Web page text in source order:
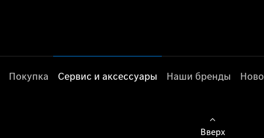
Покупка Сервис и аксессуары Наши бренды
Вверх